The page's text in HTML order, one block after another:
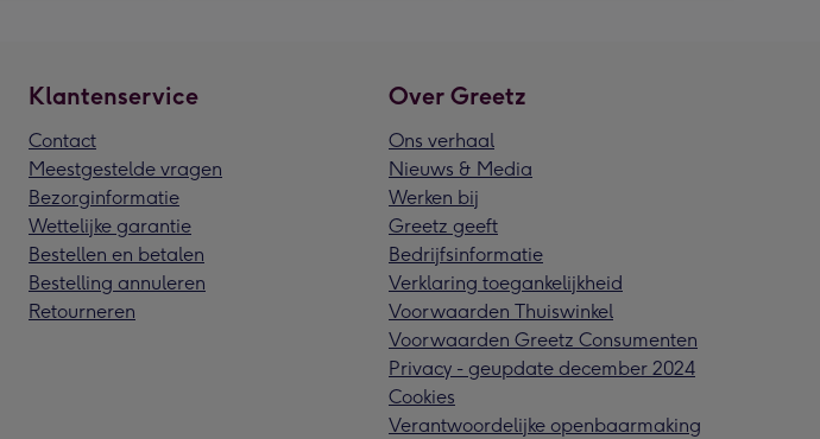
Klantenservice
Contact
Meestgestelde vragen
Bezorginformatie
Wettelijke garantie
Bestellen en betalen
Bestelling annuleren
Retourneren
Over Greetz
Ons verhaal
Nieuws & Media
Werken bij
Greetz geeft
Bedrijfsinformatie
Verklaring toegankelijkheid
Voorwaarden Thuiswinkel
Voorwaarden Greetz Consumenten
Privacy - geupdate december 2024
Cookies
Verantwoordelijke openbaarmaking